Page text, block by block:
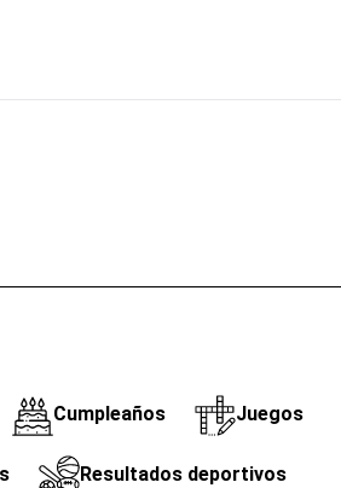
Cumpleaños Juegos
Resultados deportivos